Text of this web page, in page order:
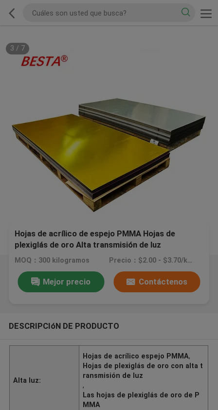
3 / 7
Hojas de acrílico de espejo PMMA Hojas de
plexiglás de oro Alta transmisión de luz
MOQ：300 kilogramos Precio：$2.00 - $3.70/kilograms
Mejor precio Contáctenos
DESCRIPCIóN DE PRODUCTO
Alta luz:
Hojas de acrílico espejo PMMA,
Hojas de plexiglás de oro con alta t
ransmisión de luz
,
Las hojas de plexiglás de oro de P
MMA